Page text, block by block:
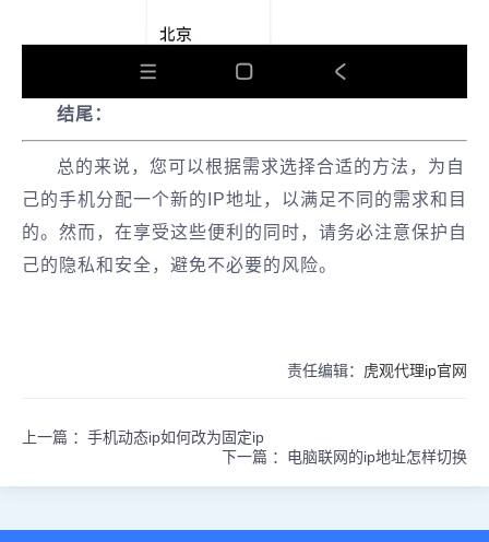
结尾：
总的来说，您可以根据需求选择合适的方法，为自
己的手机分配一个新的IP地址，以满足不同的需求和目
的。然而，在享受这些便利的同时，请务必注意保护自
己的隐私和安全，避免不必要的风险。
责任编辑： 虎观代理ip官网
上一篇 ： 手机动态ip如何改为固定ip
下一篇 ： 电脑联网的ip地址怎样切换